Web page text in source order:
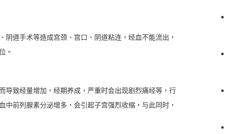
道手术等造成宫颈、宫口、阴道粘连，经血不能流出，
。
致经量增加，经期养成，严重时会出现剧烈痛经等，行
前列腺素分泌增多，会引起子宫强烈收缩，与此同时，